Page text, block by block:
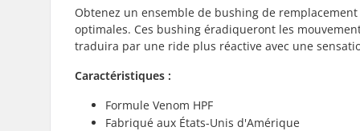
Obtenez un ensemble de bushing de
optimales. Ces bushing éradiqueront les
traduira par une ride plus réactive avec une
Caractéristiques :
Formule Venom HPF
Fabriqué aux États-Unis d'Amérique